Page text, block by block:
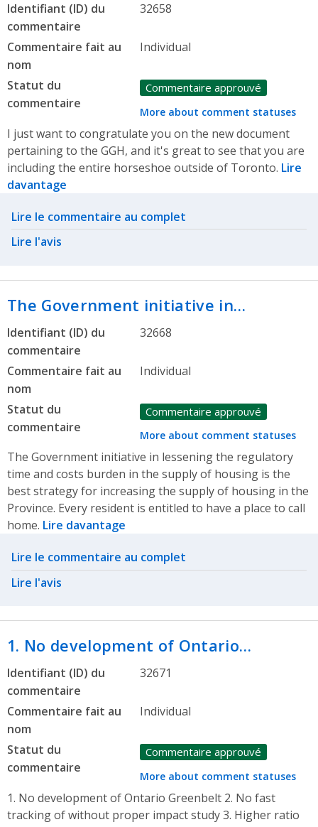
Identifiant (ID) du
commentaire
32658
Commentaire fait au
nom
Individual
Statut du
commentaire
Commentaire approuvé
More about comment statuses
I just want to congratulate you on the new document
pertaining to the GGH, and it's great to see that you are
including the entire horseshoe outside of Toronto. Lire
davantage
Related actions
Lire le commentaire au complet
Lire l'avis
The Government initiative in…
Identifiant (ID) du
commentaire
32668
Commentaire fait au
nom
Individual
Statut du
commentaire
Commentaire approuvé
More about comment statuses
The Government initiative in lessening the regulatory
time and costs burden in the supply of housing is the
best strategy for increasing the supply of housing in the
Province. Every resident is entitled to have a place to call
home. Lire davantage
Related actions
Lire le commentaire au complet
Lire l'avis
1. No development of Ontario…
Identifiant (ID) du
commentaire
32671
Commentaire fait au
nom
Individual
Statut du
commentaire
Commentaire approuvé
More about comment statuses
1. No development of Ontario Greenbelt 2. No fast
tracking of without proper impact study 3. Higher ratio